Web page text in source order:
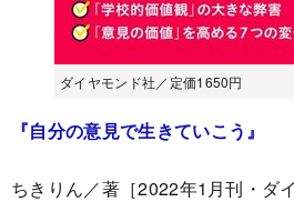
ダイヤモンド社／定価1650円
『自分の意見で生きていこう』
ちきりん／著［2022年1月刊・ダ